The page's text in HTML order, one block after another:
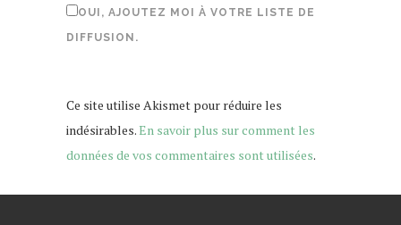
OUI, AJOUTEZ MOI À VOTRE LISTE DE
DIFFUSION.
Ce site utilise Akismet pour réduire les
indésirables.En savoir plus sur comment les
données de vos commentaires sont utilisées.